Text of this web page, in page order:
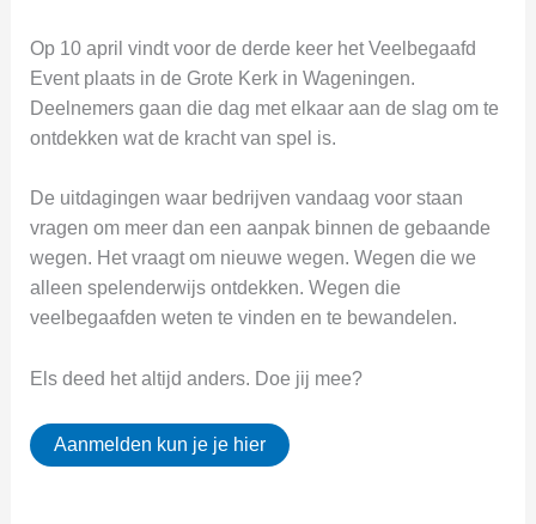
Op 10 april vindt voor de derde keer het Veelbegaafd
Event plaats in de Grote Kerk in Wageningen.
Deelnemers gaan die dag met elkaar aan de slag om te
ontdekken wat de kracht van spel is.
De uitdagingen waar bedrijven vandaag voor staan
vragen om meer dan een aanpak binnen de gebaande
wegen. Het vraagt om nieuwe wegen. Wegen die we
alleen spelenderwijs ontdekken. Wegen die
veelbegaafden weten te vinden en te bewandelen.
Els deed het altijd anders. Doe jij mee?
Aanmelden kun je je hier